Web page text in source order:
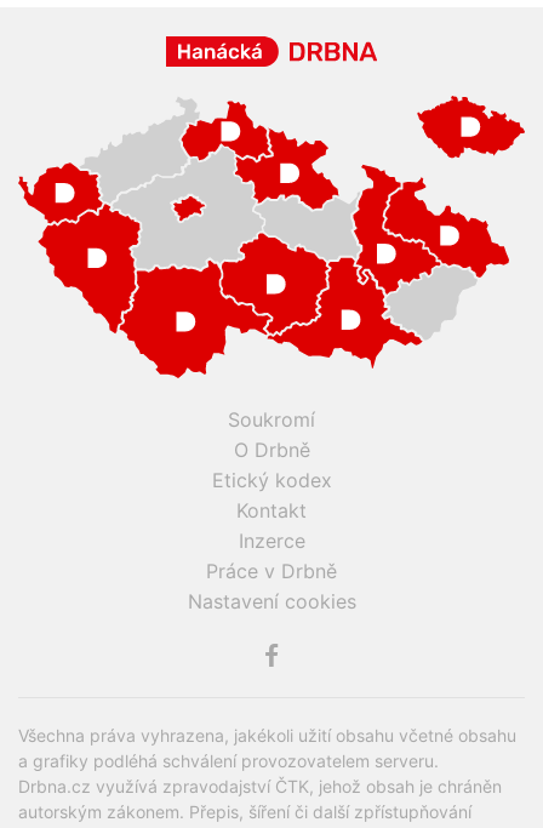
Soukromí
O Drbně
Etický kodex
Kontakt
Inzerce
Práce v Drbně
Nastavení cookies
Všechna práva vyhrazena, jakékoli užití obsahu včetné obsahu
a grafiky podléhá schválení provozovatelem serveru.
Drbna.cz využívá zpravodajství ČTK, jehož obsah je chráněn
autorským zákonem. Přepis, šíření či další zpřístupňování